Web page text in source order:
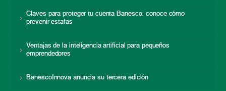
Claves para proteger tu cuenta Banesco: conoce cómo
prevenir estafas
Ventajas de la inteligencia artificial para pequeños
emprendedores
BanescoInnova anuncia su tercera edición